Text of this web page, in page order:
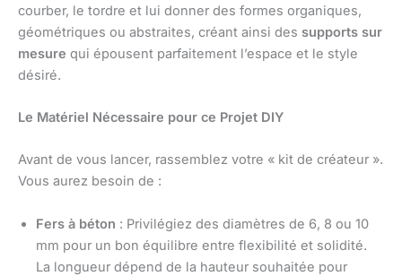
courber, le tordre et lui donner des formes organiques,
géométriques ou abstraites, créant ainsi des supports sur
mesure qui épousent parfaitement l’espace et le style
désiré.
Le Matériel Nécessaire pour ce Projet DIY
Avant de vous lancer, rassemblez votre « kit de créateur ».
Vous aurez besoin de :
Fers à béton : Privilégiez des diamètres de 6, 8 ou 10
mm pour un bon équilibre entre flexibilité et solidité.
La longueur dépend de la hauteur souhaitée pour